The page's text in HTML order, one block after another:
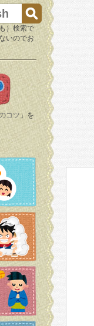
）検索で
いのでお
コツ 」を